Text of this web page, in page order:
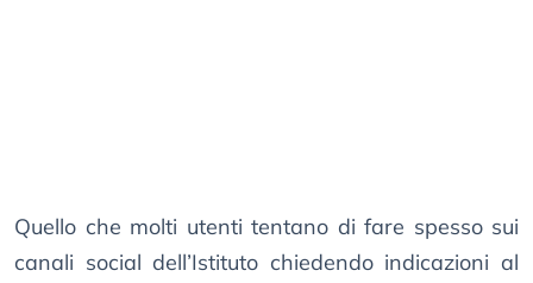
Quello che molti utenti tentano di fare spesso sui
canali social dell’Istituto chiedendo indicazioni al